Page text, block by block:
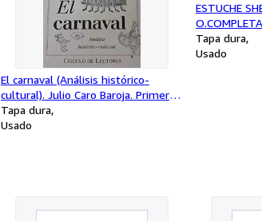
El carnaval (Análisis histórico-
cultural). Julio Caro Baroja. Primera
Edición
Tapa dura
Usado
ESTUCHE
VOLUMENES
Tapa dura
Usado